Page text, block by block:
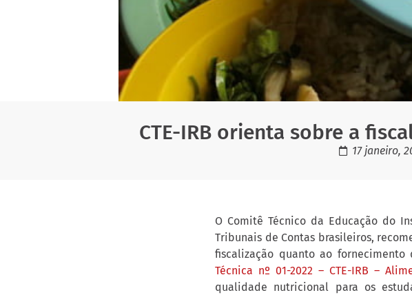
CTE-IRB orienta sobre a
17 janeiro,
O Comitê Técnico da Educação do
Tribunais de Contas brasileiros,
fiscalização quanto ao
Técnica nº 01-2022 – CTE-IRB –
qualidade nutricional para os